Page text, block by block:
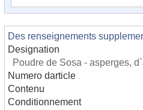
Des renseignements
Designation
Poudre de Sosa - asperges,
Numero darticle
Contenu
Conditionnement